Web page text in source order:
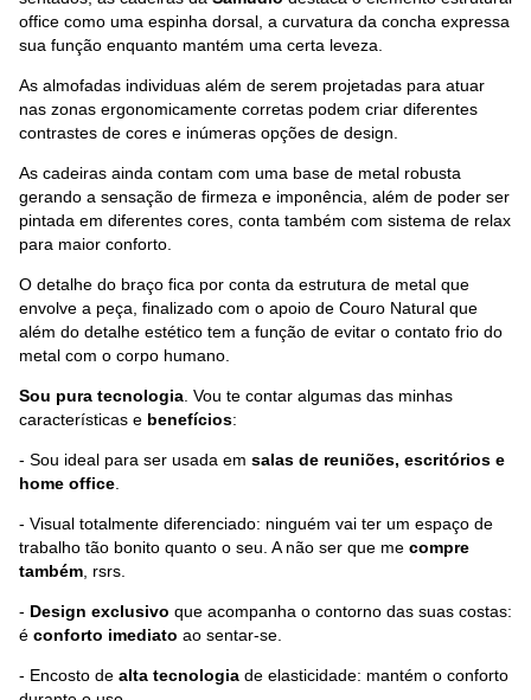
office como uma espinha dorsal, a curvatura da concha expressa
sua função enquanto mantém uma certa leveza.
As almofadas individuas além de serem projetadas para atuar
nas zonas ergonomicamente corretas podem criar diferentes
contrastes de cores e inúmeras opções de design.
As cadeiras ainda contam com uma base de metal robusta
gerando a sensação de firmeza e imponência, além de poder ser
pintada em diferentes cores, conta também com sistema de relax
para maior conforto.
O detalhe do braço fica por conta da estrutura de metal que
envolve a peça, finalizado com o apoio de Couro Natural que
além do detalhe estético tem a função de evitar o contato frio do
metal com o corpo humano.
Sou pura tecnologia . Vou te contar algumas das minhas
características e benefícios:
- Sou ideal para ser usada em salas de reuniões, escritórios e
home office
- Visual totalmente diferenciado: ninguém vai ter um espaço de
trabalho tão bonito quanto o seu. A não ser que me compre
também , rsrs.
- Design exclusivo que acompanha o contorno das suas costas:
é conforto imediato ao sentar-se.
- Encosto de alta tecnologia de elasticidade: mantém o conforto